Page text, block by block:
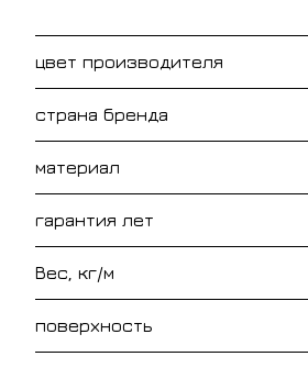
цвет производителя
страна бренда
материал
гарантия лет
Вес, кг/м
поверхность